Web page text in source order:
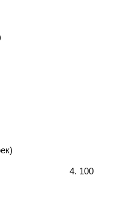
4. 100